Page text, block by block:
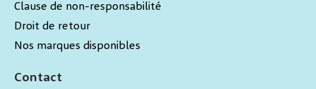
Contact
Clause de non-responsabilité
Droit de retour
Nos marques disponibles